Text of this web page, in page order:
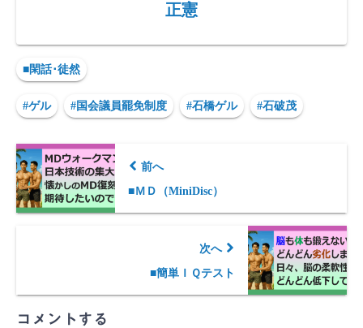
正憲
■閑話･徒然
#ゲル #国会議員罷免制度 #石橋ゲル #石破茂
前へ
■ＭＤ（MiniDisc）
次へ
■簡単ＩＱテスト
コメントする